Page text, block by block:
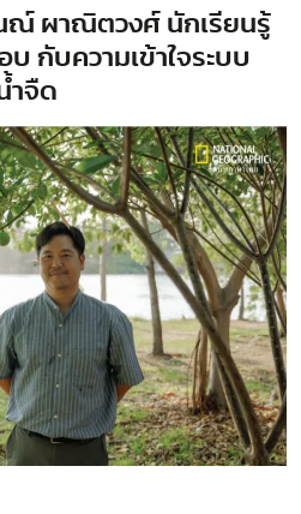
ผาณิตวงศ์ นักเรียนรู้
กับความเข้าใจระบบ
ำจืด